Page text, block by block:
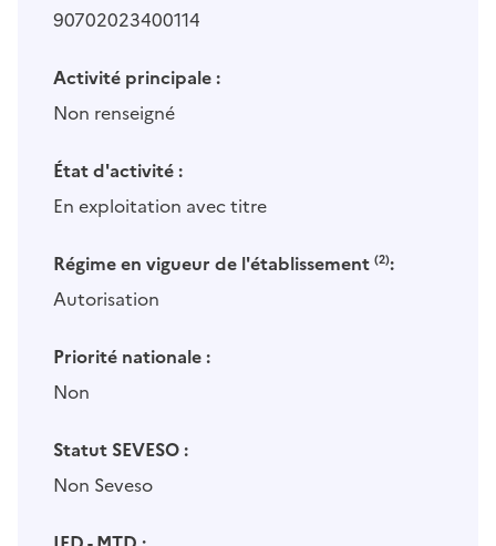
90702023400114
Activité principale :
Non renseigné
État d'activité :
En exploitation avec titre
Régime en vigueur de l'établissement (2):
Autorisation
Priorité nationale :
Non
Statut SEVESO :
Non Seveso